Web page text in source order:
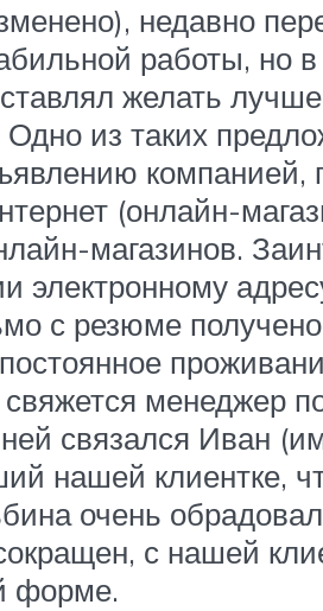
недавно
работы, но
желать
из таких
компанией,
(онлайн-
магазинов.
электронному
с резюме
менеджер
связался Иван
нашей клиентке,
очень
с нашей
форме.